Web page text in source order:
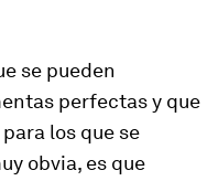
se pueden
perfectas y que
los que se
obvia, es que